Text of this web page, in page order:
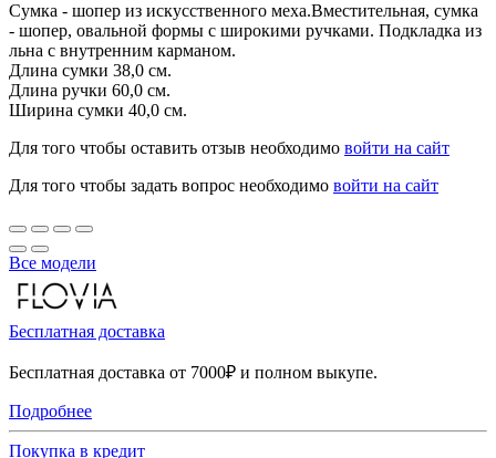
Сумка - шопер из искусственного меха.Вместительная, сумка
- шопер, овальной формы с широкими ручками. Подкладка из
льна с внутренним карманом.
Длина сумки 38,0 см.
Длина ручки 60,0 см.
Ширина сумки 40,0 см.
Для того чтобы оставить отзыв необходимо войти на сайт
Для того чтобы задать вопрос необходимо войти на сайт
Все модели
Бесплатная доставка
Бесплатная доставка от 7000₽ и полном выкупе.
Подробнее
Покупка в кредит